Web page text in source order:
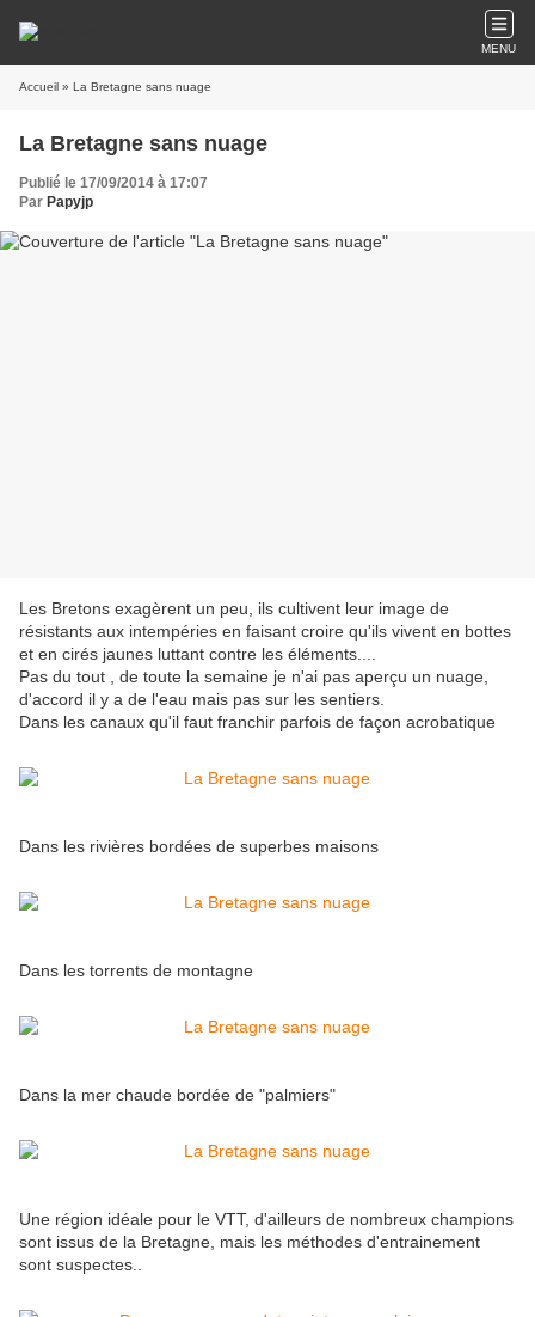
MENU
Accueil » La Bretagne sans nuage
La Bretagne sans nuage
Publié le 17/09/2014 à 17:07
Par Papyjp
Les Bretons exagèrent un peu, ils cultivent leur image de
résistants aux intempéries en faisant croire qu'ils vivent en bottes
et en cirés jaunes luttant contre les éléments....
Pas du tout , de toute la semaine je n'ai pas aperçu un nuage,
d'accord il y a de l'eau mais pas sur les sentiers.
Dans les canaux qu'il faut franchir parfois de façon acrobatique
Dans les rivières bordées de superbes maisons
Dans les torrents de montagne
Dans la mer chaude bordée de "palmiers"
Une région idéale pour le VTT, d'ailleurs de nombreux champions
sont issus de la Bretagne, mais les méthodes d'entrainement
sont suspectes..